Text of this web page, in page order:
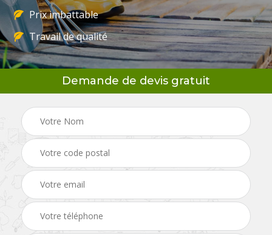
Prix imbattable
Travail de qualité
Demande de devis gratuit